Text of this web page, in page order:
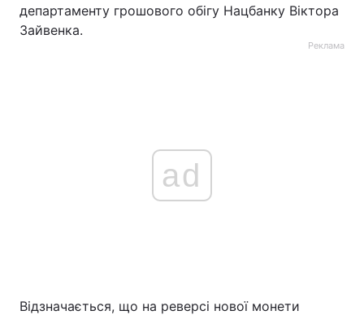
департаменту грошового обігу Нацбанку Віктора
Зайвенка.
Реклама
ad
Відзначається, що на реверсі нової монети